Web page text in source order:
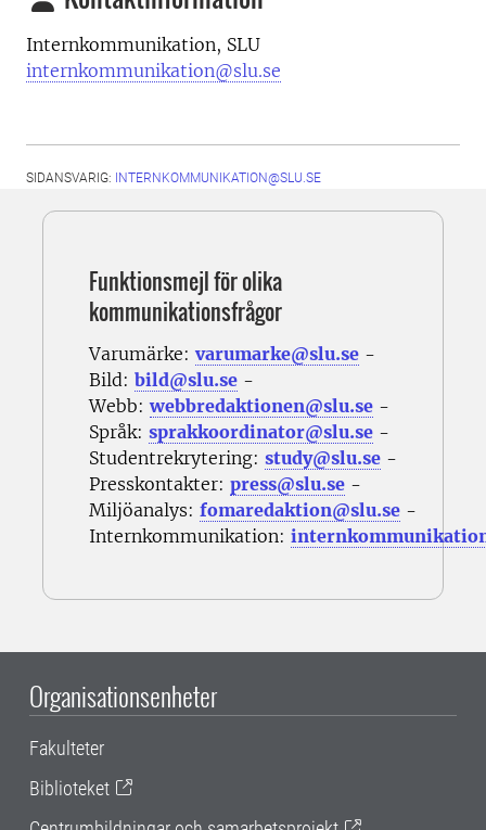
Internkommunikation, SLU
internkommunikation@slu.se
SIDANSVARIG: INTERNKOMMUNIKATION@SLU.SE
Funktionsmejl för olika
kommunikationsfrågor
Varumärke: varumarke@slu.se -
Bild: bild@slu.se -
Webb:webbredaktionen@slu.se -
Språk: sprakkoordinator@slu.se -
Studentrekrytering: study@slu.se -
Presskontakter: press@slu.se -
Miljöanalys: fomaredaktion@slu.se -
Internkommunikation:
Organisationsenheter
Fakulteter
Biblioteket